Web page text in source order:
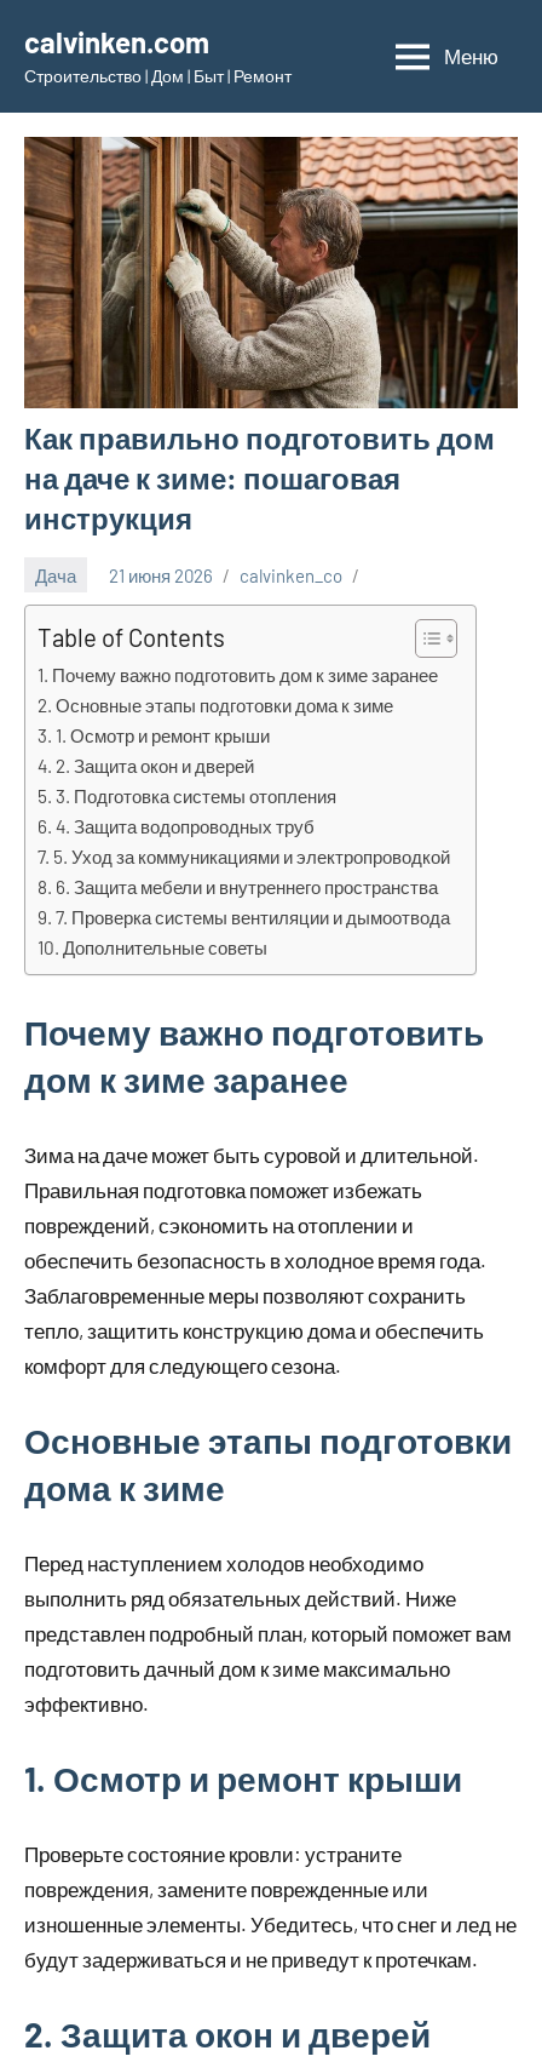
содержимому
calvinken.com
Строительство | Дом | Быт | Ремонт
Меню
Как правильно подготовить дом
на даче к зиме: пошаговая
инструкция
Дача 21 июня 2026 calvinken_co
Table of Contents
Почему важно подготовить дом к зиме заранее
Основные этапы подготовки дома к зиме
1. Осмотр и ремонт крыши
2. Защита окон и дверей
3. Подготовка системы отопления
4. Защита водопроводных труб
5. Уход за коммуникациями и электропроводкой
6. Защита мебели и внутреннего пространства
7. Проверка системы вентиляции и дымоотвода
Дополнительные советы
Почему важно подготовить
дом к зиме заранее
Зима на даче может быть суровой и длительной.
Правильная подготовка поможет избежать
повреждений, сэкономить на отоплении и
обеспечить безопасность в холодное время года.
Заблаговременные меры позволяют сохранить
тепло, защитить конструкцию дома и обеспечить
комфорт для следующего сезона.
Основные этапы подготовки
дома к зиме
Перед наступлением холодов необходимо
выполнить ряд обязательных действий. Ниже
представлен подробный план, который поможет вам
подготовить дачный дом к зиме максимально
эффективно.
1. Осмотр и ремонт крыши
Проверьте состояние кровли: устраните
повреждения, замените поврежденные или
изношенные элементы. Убедитесь, что снег и лед не
будут задерживаться и не приведут к протечкам.
2. Защита окон и дверей